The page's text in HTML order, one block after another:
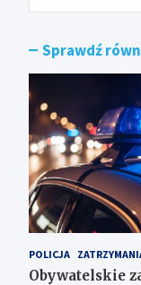
Sprawdź
POLICJA
Obywatelskie